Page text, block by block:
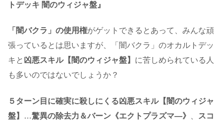
トデッキ 闇のウィジャ盤』
「闇バクラ」の使用権がゲットできるとあって、みんな頑
張っているとは思いますが、「闇バクラ」のオカルトデッ
キと 凶悪スキル【闇のウィジャ盤】 に苦しめられている人
も多いのではないでしょうか？
５ターン目に確実に殺しにくる凶悪スキル【闇のウィジャ
盤】
…驚異の除去力＆バーン《エクトプラズマ―》
スコ